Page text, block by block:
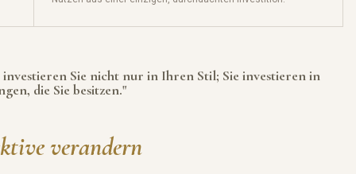
Sie nicht nur in Ihren Stil; Sie investieren in
die Sie besitzen."
verandern